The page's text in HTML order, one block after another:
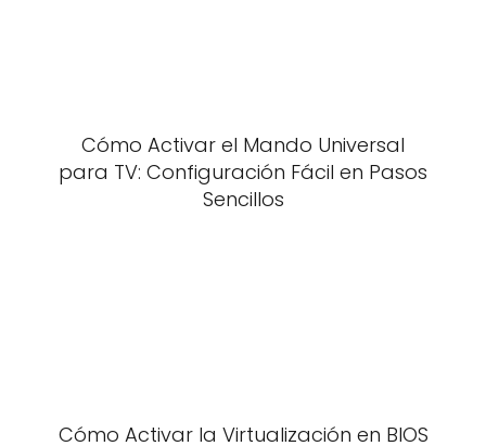
Cómo Activar el Mando Universal
para TV: Configuración Fácil en Pasos
Sencillos
Cómo Activar la Virtualización en BIOS